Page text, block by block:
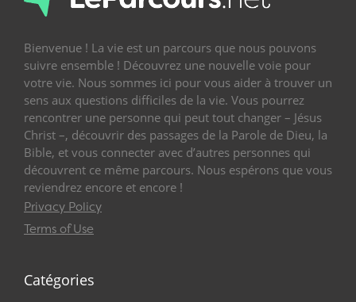
Bienvenue ! La vie est un parcours que nous pouvons
suivre ensemble ! Découvrez une nouvelle voie pour
votre vie. Nous sommes ici pour vous aider à trouver un
sens aux questions difficiles de la vie. Vous pourrez
rencontrer une personne qui peut tout changer – Jésus
Christ –, découvrir des passages de la Parole de Dieu, la
Bible, et vous connecter avec d’autres personnes qui
découvrent ce même parcours. Nous espérons que vous
reviendrez encore et encore !
Privacy Policy
Terms of Use
Catégories